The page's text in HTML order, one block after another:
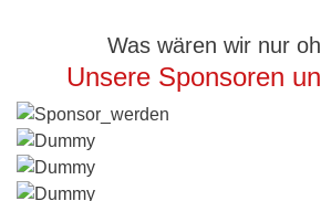
Was wären wir nur
Unsere Sponsoren